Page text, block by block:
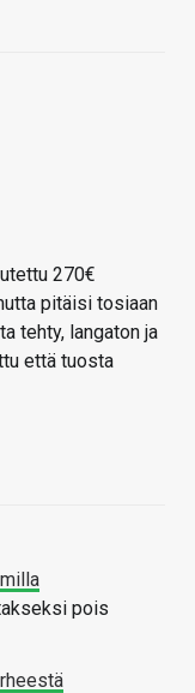
270€
pitäisi tosiaan
tehty, langaton ja
että tuosta
pois